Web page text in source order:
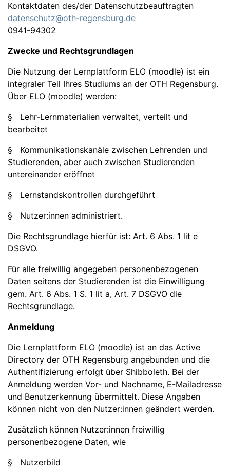
Kontaktdaten des/der Datenschutzbeauftragten
datenschutz@oth-regensburg.de
0941-94302
Zwecke und Rechtsgrundlagen
Die Nutzung der Lernplattform ELO (moodle) ist ein
integraler Teil Ihres Studiums an der OTH Regensburg.
Über ELO (moodle) werden:
§ Lehr-Lernmaterialien verwaltet, verteilt und
bearbeitet
§ Kommunikationskanäle zwischen Lehrenden und
Studierenden, aber auch zwischen Studierenden
untereinander eröffnet
§ Lernstandskontrollen durchgeführt
§ Nutzer:innen administriert.
Die Rechtsgrundlage hierfür ist: Art. 6 Abs. 1 lit e
DSGVO.
Für alle freiwillig angegeben personenbezogenen
Daten seitens der Studierenden ist die Einwilligung
gem. Art. 6 Abs. 1 S. 1 lit a, Art. 7 DSGVO die
Rechtsgrundlage.
Anmeldung
Die Lernplattform ELO (moodle) ist an das Active
Directory der OTH Regensburg angebunden und die
Authentifizierung erfolgt über Shibboleth. Bei der
Anmeldung werden Vor- und Nachname, E-Mailadresse
und Benutzerkennung übermittelt. Diese Angaben
können nicht von den Nutzer:innen geändert werden.
Zusätzlich können Nutzer:innen freiwillig
personenbezogene Daten, wie
§ Nutzerbild